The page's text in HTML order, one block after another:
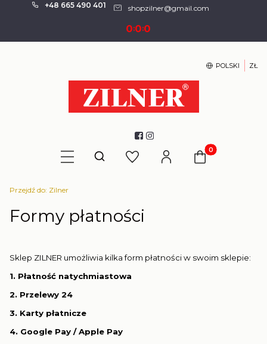
+48 665 490 401 shopzilner@gmail.com
0:0:0
POLSKI ZŁ
Otwórz wyszukiwarkę Produkty w
Przejdź do: Zilner
Formy płatności
Sklep ZILNER umożliwia kilka form płatności w swoim sklepie:
1. Płatność natychmiastowa
2. Przelewy 24
3. Karty płatnicze
4. Google Pay / Apple Pay